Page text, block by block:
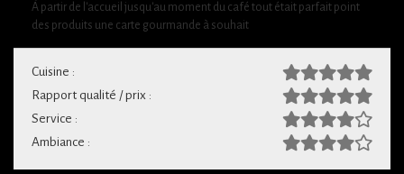
À partir de l'accueil jusqu'au moment du café tout était parfait point
des produits une carte gourmande à souhait
Cuisine :
Rapport qualité / prix :
Service :
Ambiance :